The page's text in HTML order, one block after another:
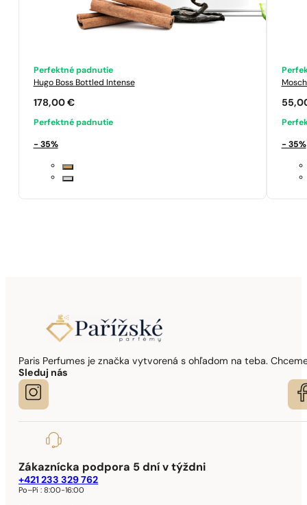
Perfektné padnutie
Hugo Boss Bottled Intense
178,00 €
Perfektné padnutie
- 35% - 35%
Paris Perfumes je značka vytvorená s ohľadom na teba.
Sleduj nás
Zákaznícka podpora 5 dní v týždni
+421 233 329 762
Po–Pi :8:00-16:00